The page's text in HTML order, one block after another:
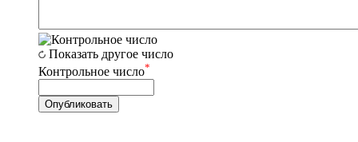
Показать другое число
Контрольное число*